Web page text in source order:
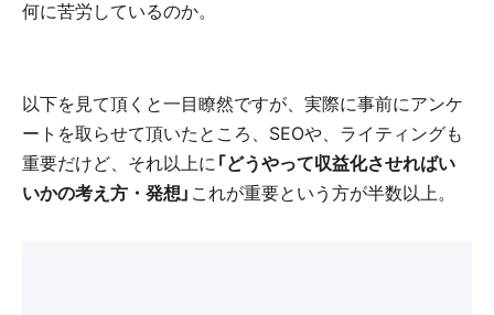
何に苦労しているのか。
以下を見て頂くと一目瞭然ですが、実際に事前にアンケ
ートを取らせて頂いたところ、SEOや、ライティングも
重要だけど、それ以上に 「どうやって収益化させればい
いかの考え方・発想」 これが重要という方が半数以上。